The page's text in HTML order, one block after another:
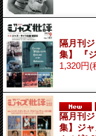
隔月刊
集】 『
1,320円(
隔月刊
集】ジ